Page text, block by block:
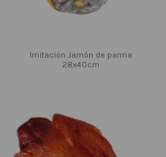
Imitación Jamón de parma
28x40cm